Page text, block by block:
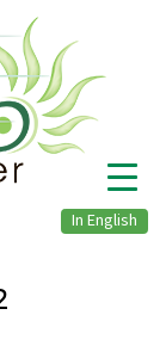
In English